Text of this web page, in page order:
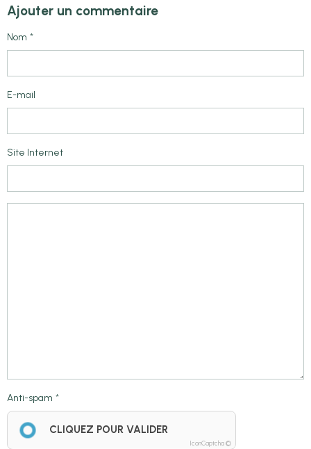
Ajouter un commentaire
Nom
E-mail
Site Internet
Anti-spam
CLIQUEZ POUR VALIDER
IconCaptcha ©